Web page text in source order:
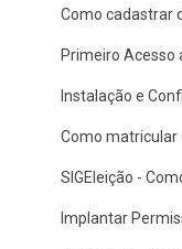
Como cadastrar
Primeiro Acesso
Instalação e
Como matricular
SIGEleição -
Implantar